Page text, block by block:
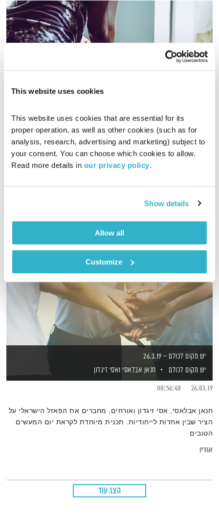
This website uses cookies
This website uses cookies that are essential for its
proper operation, as well as other cookies (such as for
analysis, research, advertising and marketing) subject to
your consent. You can choose which cookies to allow.
Read more details in our privacy policy.
Show details
Allow all
Customize
שישי - שבט
מיכל גפן
25.10.13
01:56:47
שעתיים של מוזיקה לרקוד איתה, בעריכת מיכל גפן
אודיו
יש מקום לכולם – 26.3.19
יש מקום לכולם
חנאן אבלאסי ואסי זיגדון
26.03.19
00:56:40
חנאן אבלאסי, אסי זיגדון ואורחים, מחברים את הפאזל הישראלי על
הציר שבין אחדות לייחודיות. תכנית מיוחדת לקראת יום המעשים
הטובים
אודיו
הצג עוד